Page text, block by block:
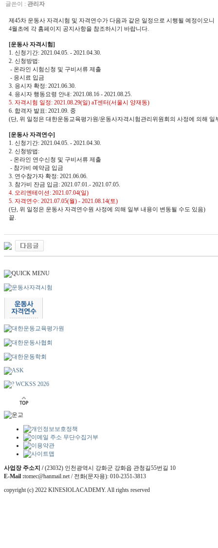
글쓴이 : 관리자
제45차 운동사 자격시험 및 자격연수가 다음과 같은 일정으로 시행될 예정이오니
4월초에 각 홈페이지 공지사항을 참조하시기 바랍니다.
[운동사 자격시험]
1. 신청기간: 2021.04.05. - 2021.04.30.
2. 신청방법:
- 온라인 시험신청 및 구비서류 제출
- 응시료 입금
3. 응시자 확정: 2021.06.30.
4. 응시자 행동요령 안내: 2021.08.16 - 2021.08.25.
5. 자격시험 일정: 2021.08.29(일) aT센터(서울시 양재동)
6. 합격자 발표: 2021.09. 중
(단, 위 일정은 대한운동교육평가원/운동사자격시험관리위원회의 사정에 의해 일
[운동사 자격연수]
1. 신청기간: 2021.04.05. - 2021.04.30.
2. 신청방법:
- 온라인 연수신청 및 구비서류 제출
- 참가비 예약금 입금
3. 연수참가자 확정: 2021.06.06.
3. 참가비 잔금 입금: 2021.07.01.- 2021.07.05.
4. 오리엔테이션: 2021.07.04(일)
5. 자격연수: 2021.07.05(월) - 2021.08.14(토)
(단, 위 일정은 운동사 자격연수원 사정에 의해 일부 내용이 변동될 수도 있음)
끝.
사업장 주소지 /(23032) 인천광역시 강화군 강화읍 관청길55번길 10
E-Mail :tomec@hanmail.net / 전화(문자용): 010-2351-3813
copyright (c) 2022 KINESIOLACADEMY. All rights reserved